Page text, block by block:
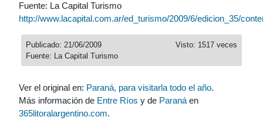
Fuente: La Capital Turismo
http://www.lacapital.com.ar/ed_turismo/2009/6/edicion_35/
Visto: 1517 veces
Publicado: 21/06/2009
Fuente: La Capital Turismo
Ver el original en: Paraná, para visitarla todo el año.
Más información de Entre Ríos y de Paraná en
365litoralargentino.com.